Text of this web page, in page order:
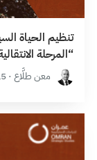
تنظيم الحياة
“المرحلة
معن طلَّاع · 15 دقيقة